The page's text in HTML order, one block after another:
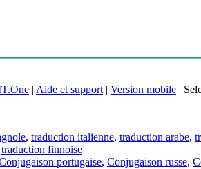
| Aide et support | Version mobile |
, traduction italienne, traduction arabe,
traduction finnoise
portugaise, Conjugaison russe,